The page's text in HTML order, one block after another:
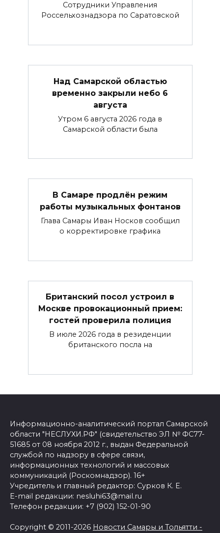
Сотрудники Управления
Россельхознадзора по Саратовской
Над Самарской областью
временно закрыли небо 6
августа
Утром 6 августа 2026 года в
Самарской области была
В Самаре продлён режим
работы музыкальных фонтанов
Глава Самары Иван Носков сообщил
о корректировке графика
Британский посол устроил в
Москве провокационный прием:
гостей проверила полиция
В июле 2026 года в резиденции
британского посла на
Информационно-аналитический портал Самарской
области "НЕСЛУХИ.РФ" (свидетельство ЭЛ № ФС77-
51685 от 08 ноября 2012 г., выдан Федеральной
службой по надзору в сфере связи,
информационных технологий и массовых
коммуникаций (Роскомнадзор). 16+
Учредитель и главный редактор: Сурков К. Е.
E-mail редакции: nesluhi63@mail.ru
Телефон редакции: +7 (902) 152-01-90
Copyright © 2011-2026 Новости Самары и Тольятти -